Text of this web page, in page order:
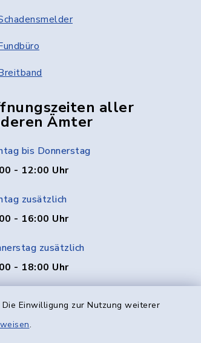
Einwilligung zur Nutzung weiterer
.
aller
Ämter
bis Donnerstag
- 12:00 Uhr
zusätzlich
- 16:00 Uhr
zusätzlich
- 18:00 Uhr